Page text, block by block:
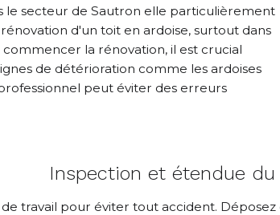
le secteur de Sautron elle particulièrement
d'un toit en ardoise, surtout dans
la rénovation, il est crucial
de détérioration comme les ardoises
peut éviter des erreurs
Inspection et étendue
travail pour éviter tout accident.